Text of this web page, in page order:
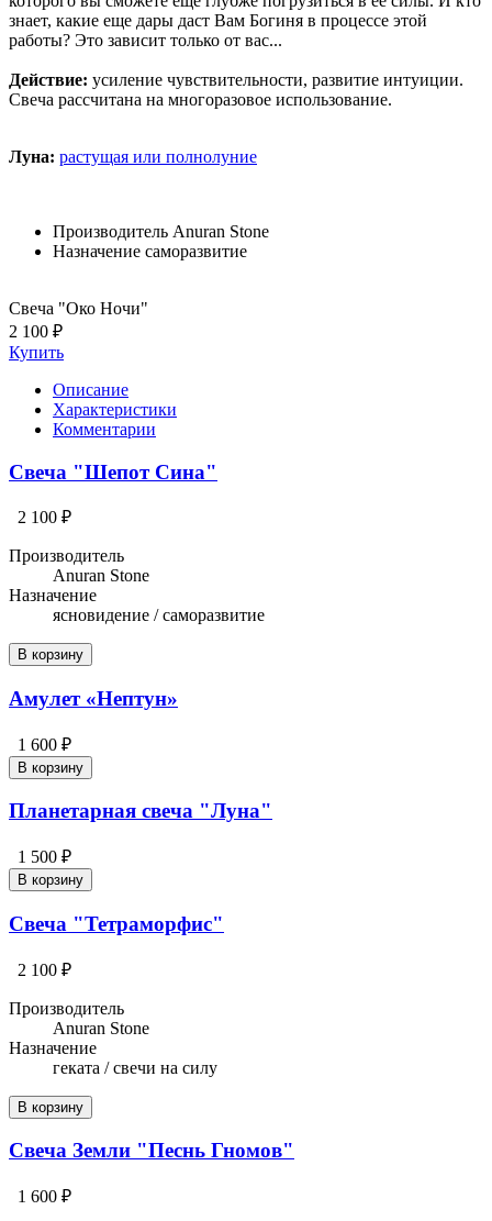
знает, какие еще дары даст Вам Богиня в процессе этой
работы? Это зависит только от вас...
Действие: усиление чувствительности, развитие интуиции.
Свеча рассчитана на многоразовое использование.
Луна: растущая или полнолуние
Производитель Anuran Stone
Назначение саморазвитие
Свеча "Око Ночи"
2 100 ₽
Купить
Описание
Характеристики
Комментарии
Свеча "Шепот Сина"
2 100 ₽
Производитель
Anuran Stone
Назначение
ясновидение / саморазвитие
В корзину
Амулет «Нептун»
1 600 ₽
В корзину
Планетарная свеча "Луна"
1 500 ₽
В корзину
Свеча "Тетраморфис"
2 100 ₽
Производитель
Anuran Stone
Назначение
геката / свечи на силу
В корзину
Свеча Земли "Песнь Гномов"
1 600 ₽